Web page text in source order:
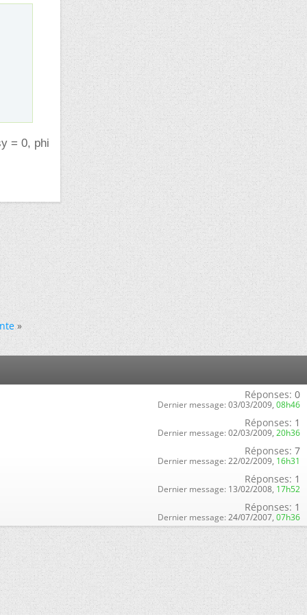
= 0, phi
»
Réponses: 0
Dernier message: 03/03/2009, 08h46
Réponses: 1
Dernier message: 02/03/2009, 20h36
Réponses: 7
Dernier message: 22/02/2009, 16h31
Réponses: 1
Dernier message: 13/02/2008, 17h52
Réponses: 1
Dernier message: 24/07/2007, 07h36